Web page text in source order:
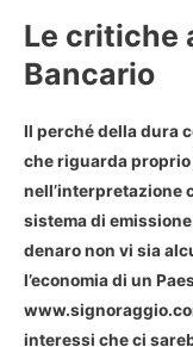
Le critiche
Bancario
Il perché della dura
che riguarda proprio
nell’interpretazione
sistema di
denaro non vi sia
l’economia di un
interessi che ci